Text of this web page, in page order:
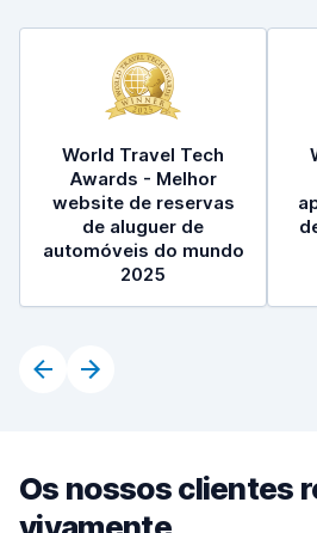
World Travel Tech
Awards - Melhor
website de reservas
de aluguer de
automóveis do mundo
2025
Os nossos clientes